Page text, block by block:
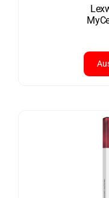
der
werden
weist